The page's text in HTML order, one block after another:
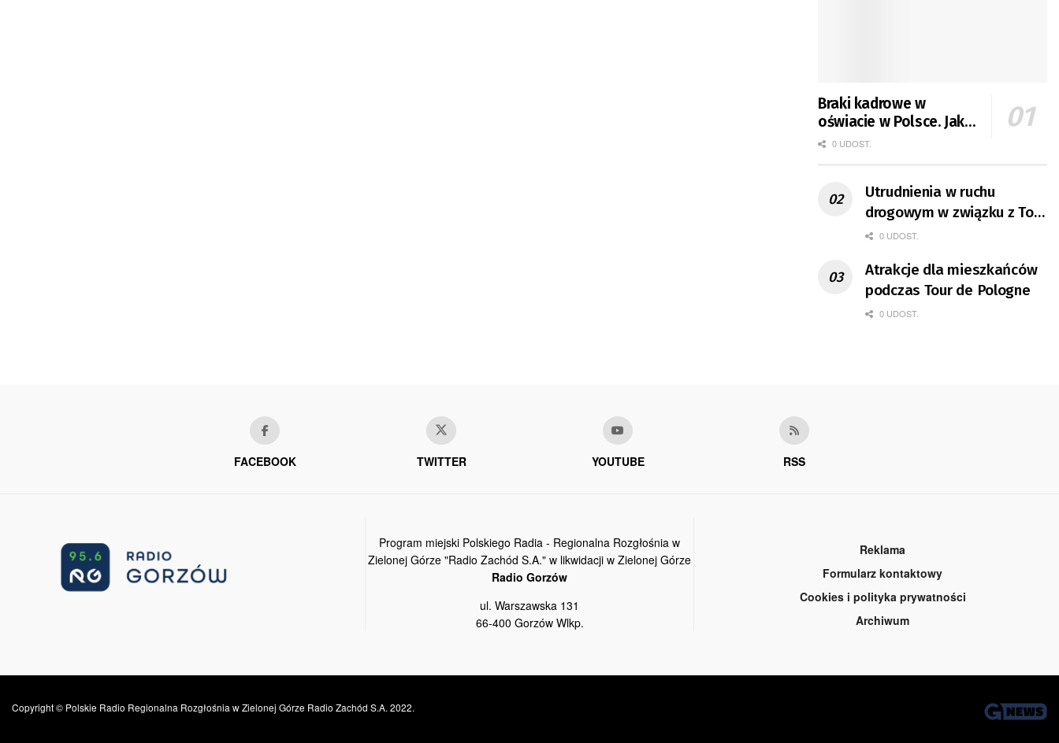
Braki kadrowe w
oświacie w Polsce. Jak
jest w Gorzowie?
0 UDOST.
Utrudnienia w ruchu
drogowym w związku z Tour
de Pologne
0 UDOST.
Atrakcje dla mieszkańców
podczas Tour de Pologne
0 UDOST.
FACEBOOK TWITTER YOUTUBE RSS
Program miejski Polskiego Radia - Regionalna Rozgłośnia w
Zielonej Górze "Radio Zachód S.A." w likwidacji w Zielonej Górze
Radio Gorzów
ul. Warszawska 131
66-400 Gorzów Wlkp.
Reklama
Formularz kontaktowy
Cookies i polityka prywatności
Archiwum
Copyright © Polskie Radio Regionalna Rozgłośnia w Zielonej Górze Radio Zachód S.A. 2022.